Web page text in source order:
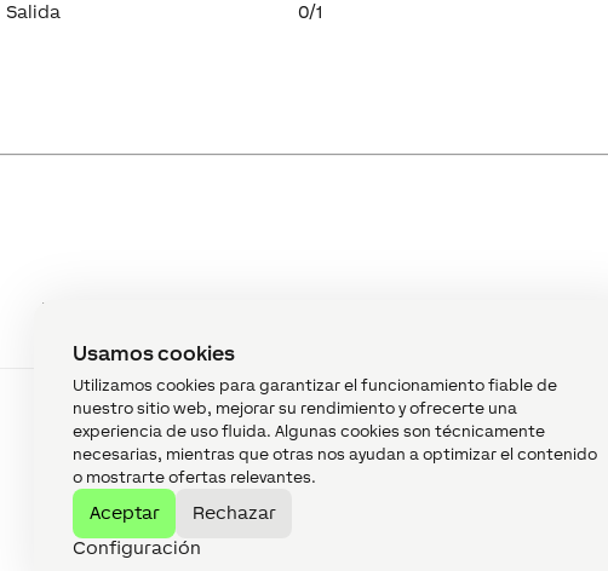
Usamos cookies
Utilizamos cookies para garantizar el funcionamiento fiable de
nuestro sitio web, mejorar su rendimiento y ofrecerte una
experiencia de uso fluida. Algunas cookies son técnicamente
necesarias, mientras que otras nos ayudan a optimizar el contenido
o mostrarte ofertas relevantes.
Aceptar
Rechazar
Configuración
Salida 0/1
Descripción
Entrada de remanencia: si está
activa, el bloque de función
conserva su estado anterior
después de reiniciar el Miniserver.
El estado del bloque de función se
guarda:
— Al guardar en el Miniserver
— En un reinicio planificado
— Antes de una copia de seguridad
— Una vez por hora
0/1 0